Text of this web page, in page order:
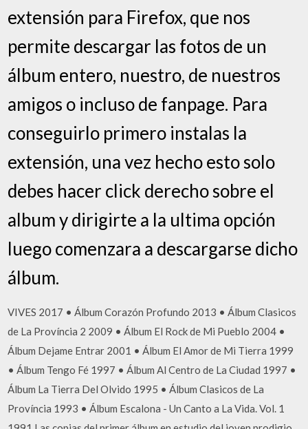
extensión para Firefox, que nos
permite descargar las fotos de un
álbum entero, nuestro, de nuestros
amigos o incluso de fanpage. Para
conseguirlo primero instalas la
extensión, una vez hecho esto solo
debes hacer click derecho sobre el
album y dirigirte a la ultima opción
luego comenzara a descargarse dicho
álbum.
VIVES 2017 • Álbum Corazón Profundo 2013 • Álbum Clasicos
de La Província 2 2009 • Álbum El Rock de Mi Pueblo 2004 •
Álbum Dejame Entrar 2001 • Álbum El Amor de Mi Tierra 1999
• Álbum Tengo Fé 1997 • Álbum Al Centro de La Ciudad 1997 •
Álbum La Tierra Del Olvido 1995 • Álbum Clasicos de La
Província 1993 • Álbum Escalona - Un Canto a La Vida. Vol. 1